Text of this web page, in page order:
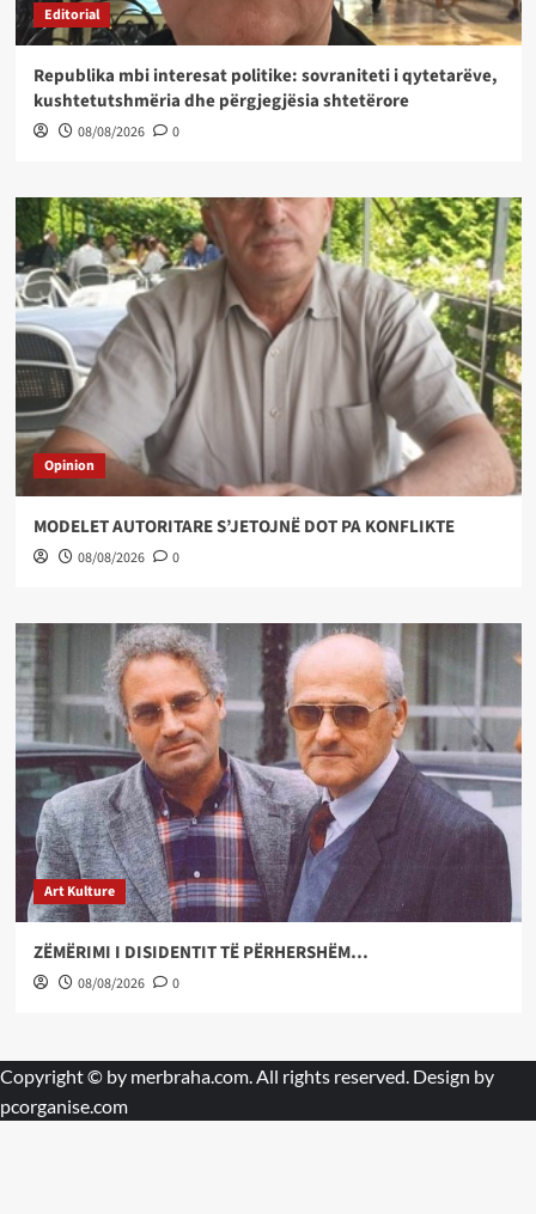
Editorial
Republika mbi interesat politike: sovraniteti i qytetarëve,
kushtetutshmëria dhe përgjegjësia shtetërore
08/08/2026 0
Opinion
MODELET AUTORITARE S’JETOJNË DOT PA KONFLIKTE
08/08/2026 0
Art Kulture
ZËMËRIMI I DISIDENTIT TË PËRHERSHËM…
08/08/2026 0
Copyright © by merbraha.com. All rights reserved. Design by
pcorganise.com